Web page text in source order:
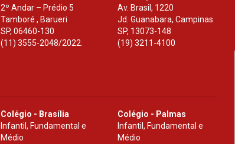
2º Andar – Prédio 5
Tamboré , Barueri
SP, 06460-130
(11) 3555-2048/2022.
Av. Brasil, 1220
Jd. Guanabara, Campinas
SP, 13073-148
(19) 3211-4100
Colégio - Brasília
Infantil, Fundamental e
Médio
Colégio - Palmas
Infantil, Fundamental e
Médio